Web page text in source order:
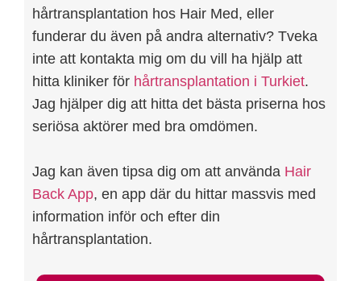
hårtransplantation hos Hair Med, eller
funderar du även på andra alternativ? Tveka
inte att kontakta mig om du vill ha hjälp att
hitta kliniker för hårtransplantation i Turkiet.
Jag hjälper dig att hitta det bästa priserna hos
seriösa aktörer med bra omdömen.
Jag kan även tipsa dig om att använda Hair
Back App, en app där du hittar massvis med
information inför och efter din
hårtransplantation.